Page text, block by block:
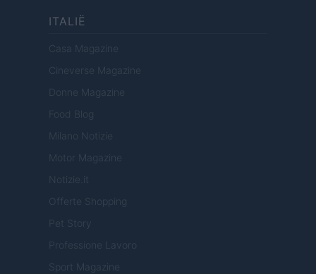
ITALIË
Casa Magazine
Cineverse Magazine
Donne Magazine
Food Blog
Milano Notizie
Motor Magazine
Notizie.it
Offerte Shopping
Pet Story
Professione Lavoro
Sport Magazine